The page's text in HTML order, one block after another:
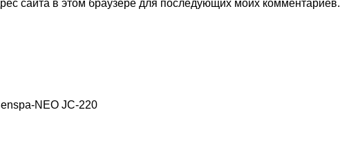
сайта в этом браузере для последующих моих комментариев.